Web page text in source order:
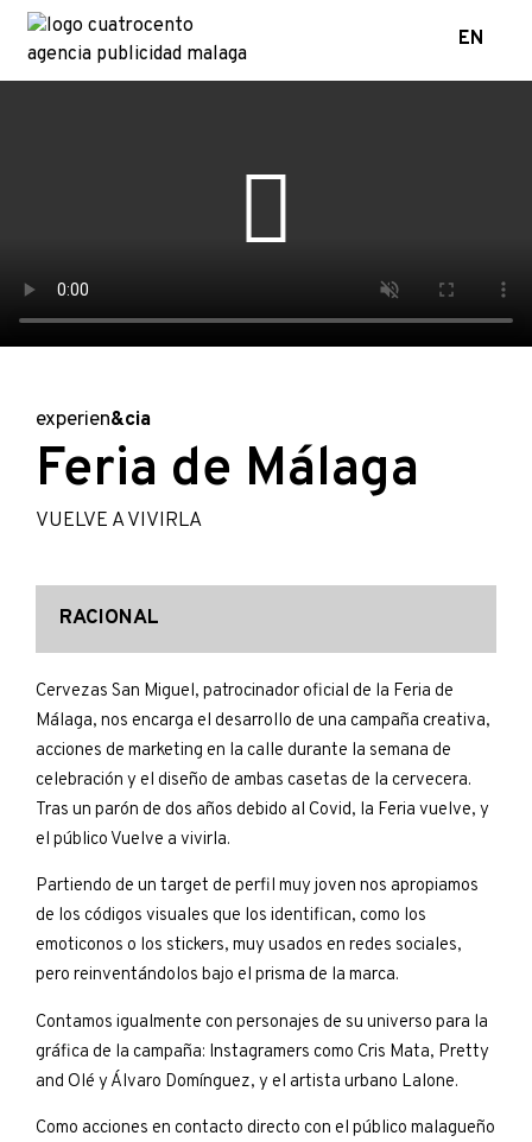
EN
experien&cia
Feria de Málaga
VUELVE A VIVIRLA
RACIONAL
Cervezas San Miguel, patrocinador oficial de la Feria de
Málaga, nos encarga el desarrollo de una campaña creativa,
acciones de marketing en la calle durante la semana de
celebración y el diseño de ambas casetas de la cervecera.
Tras un parón de dos años debido al Covid, la Feria vuelve, y
el público Vuelve a vivirla.
Partiendo de un target de perfil muy joven nos apropiamos
de los códigos visuales que los identifican, como los
emoticonos o los stickers, muy usados en redes sociales,
pero reinventándolos bajo el prisma de la marca.
Contamos igualmente con personajes de su universo para la
gráfica de la campaña: Instagramers como Cris Mata, Pretty
and Olé y Álvaro Domínguez, y el artista urbano Lalone.
Como acciones en contacto directo con el público malagueño